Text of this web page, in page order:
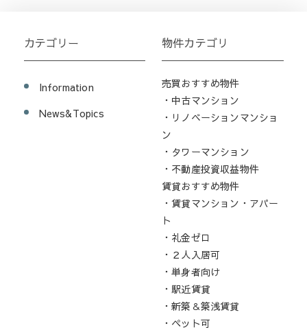
カテゴリー
Information
News&Topics
物件カテゴリ
売買おすすめ物件
・中古マンション
・リノベーションマンショ
ン
・タワーマンション
・不動産投資収益物件
賃貸おすすめ物件
・賃貸マンション・アパー
ト
・礼金ゼロ
・２人入居可
・単身者向け
・駅近賃貸
・新築＆築浅賃貸
・ペット可